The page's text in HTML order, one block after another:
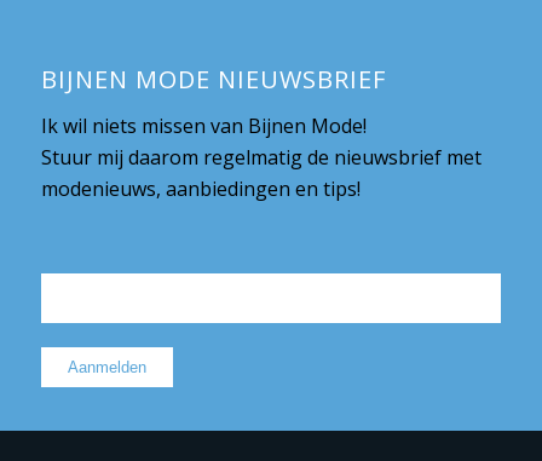
BIJNEN MODE NIEUWSBRIEF
Ik wil niets missen van Bijnen Mode!
Stuur mij daarom regelmatig de nieuwsbrief met
modenieuws, aanbiedingen en tips!